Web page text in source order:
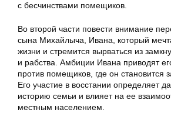
с бесчинствами помещиков.
Во второй части повести внимание
сына Михайлыча, Ивана, который
жизни и стремится вырваться из
и рабства. Амбиции Ивана приводят
против помещиков, где он становится
Его участие в восстании определяет
историю семьи и влияет на ее
местным населением.